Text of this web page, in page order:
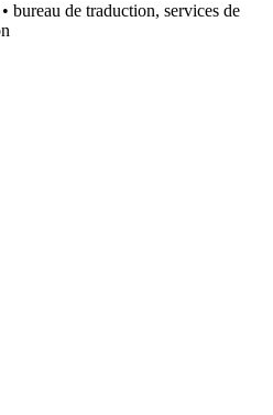
de traduction, services de